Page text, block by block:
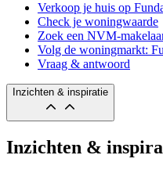
Verkoop je huis op
Check je woningwaarde
Zoek een NVM-
Volg de woningmarkt:
Vraag & antwoord
Inzichten & inspiratie
Inzichten &